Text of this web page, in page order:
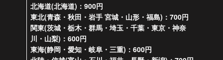
北海道(北海道)：900円
東北(青森・秋田・岩手 宮城・山形・福島)：700円
関東(茨城・栃木・群馬・埼玉・千葉・東京・神奈
川・山梨)：600円
東海(静岡・愛知・岐阜・三重)：600円